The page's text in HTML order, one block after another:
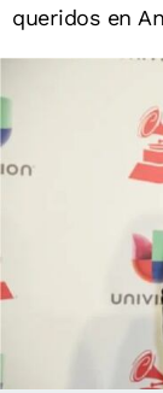
queridos en